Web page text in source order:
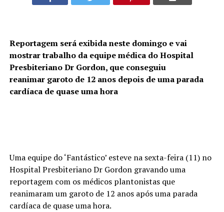
Reportagem será exibida neste domingo e vai
mostrar trabalho da equipe médica do Hospital
Presbiteriano Dr Gordon, que conseguiu
reanimar garoto de 12 anos depois de uma parada
cardíaca de quase uma hora
Uma equipe do ‘Fantástico’ esteve na sexta-feira (11) no
Hospital Presbiteriano Dr Gordon gravando uma
reportagem com os médicos plantonistas que
reanimaram um garoto de 12 anos após uma parada
cardíaca de quase uma hora.